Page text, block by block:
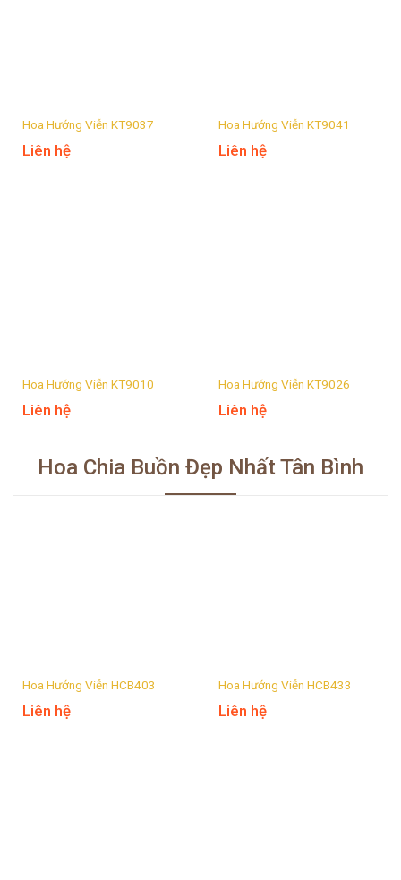
Hoa Hướng Viễn KT9037
Liên hệ
Hoa Hướng Viễn KT9041
Liên hệ
Hoa Hướng Viễn KT9010
Liên hệ
Hoa Hướng Viễn KT9026
Liên hệ
Hoa Chia Buồn Đẹp Nhất Tân Bình
Hoa Hướng Viễn HCB403
Liên hệ
Hoa Hướng Viễn HCB433
Liên hệ